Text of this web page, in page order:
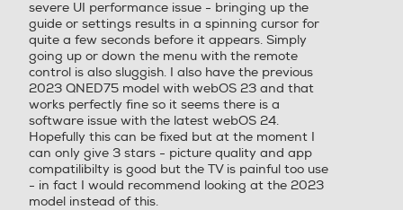
Picture in Picture (PIP)
Hotel Mode
Il processore α5 di settima generazione
ottimizza automaticamente l'audio e la
luminosità in base a ciò che guardi.
*Immagini sullo schermo simulate
Casse Casse
Numero casse
2
Numero casse
Sistema audio Sistema audio
severe UI performance issue - bringing up the
guide or settings results in a spinning cursor for
quite a few seconds before it appears. Simply
going up or down the menu with the remote
control is also sluggish. I also have the previous
2023 QNED75 model with webOS 23 and that
works perfectly fine so it seems there is a
software issue with the latest webOS 24.
Hopefully this can be fixed but at the moment I
can only give 3 stars - picture quality and app
compatilibilty is good but the TV is painful too use
- in fact I would recommend looking at the 2023
model instead of this.